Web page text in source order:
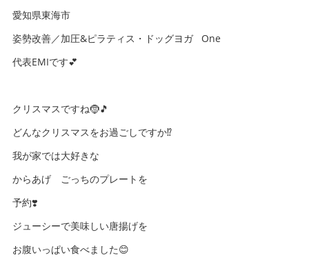
愛知県東海市
姿勢改善／加圧&ピラティス・ドッグヨガ One
代表EMIです💕
クリスマスですね🤶🎵
どんなクリスマスをお過ごしですか⁉️
我が家では大好きな
からあげ ごっちのプレートを
予約❣️
ジューシーで美味しい唐揚げを
お腹いっぱい食べました😊